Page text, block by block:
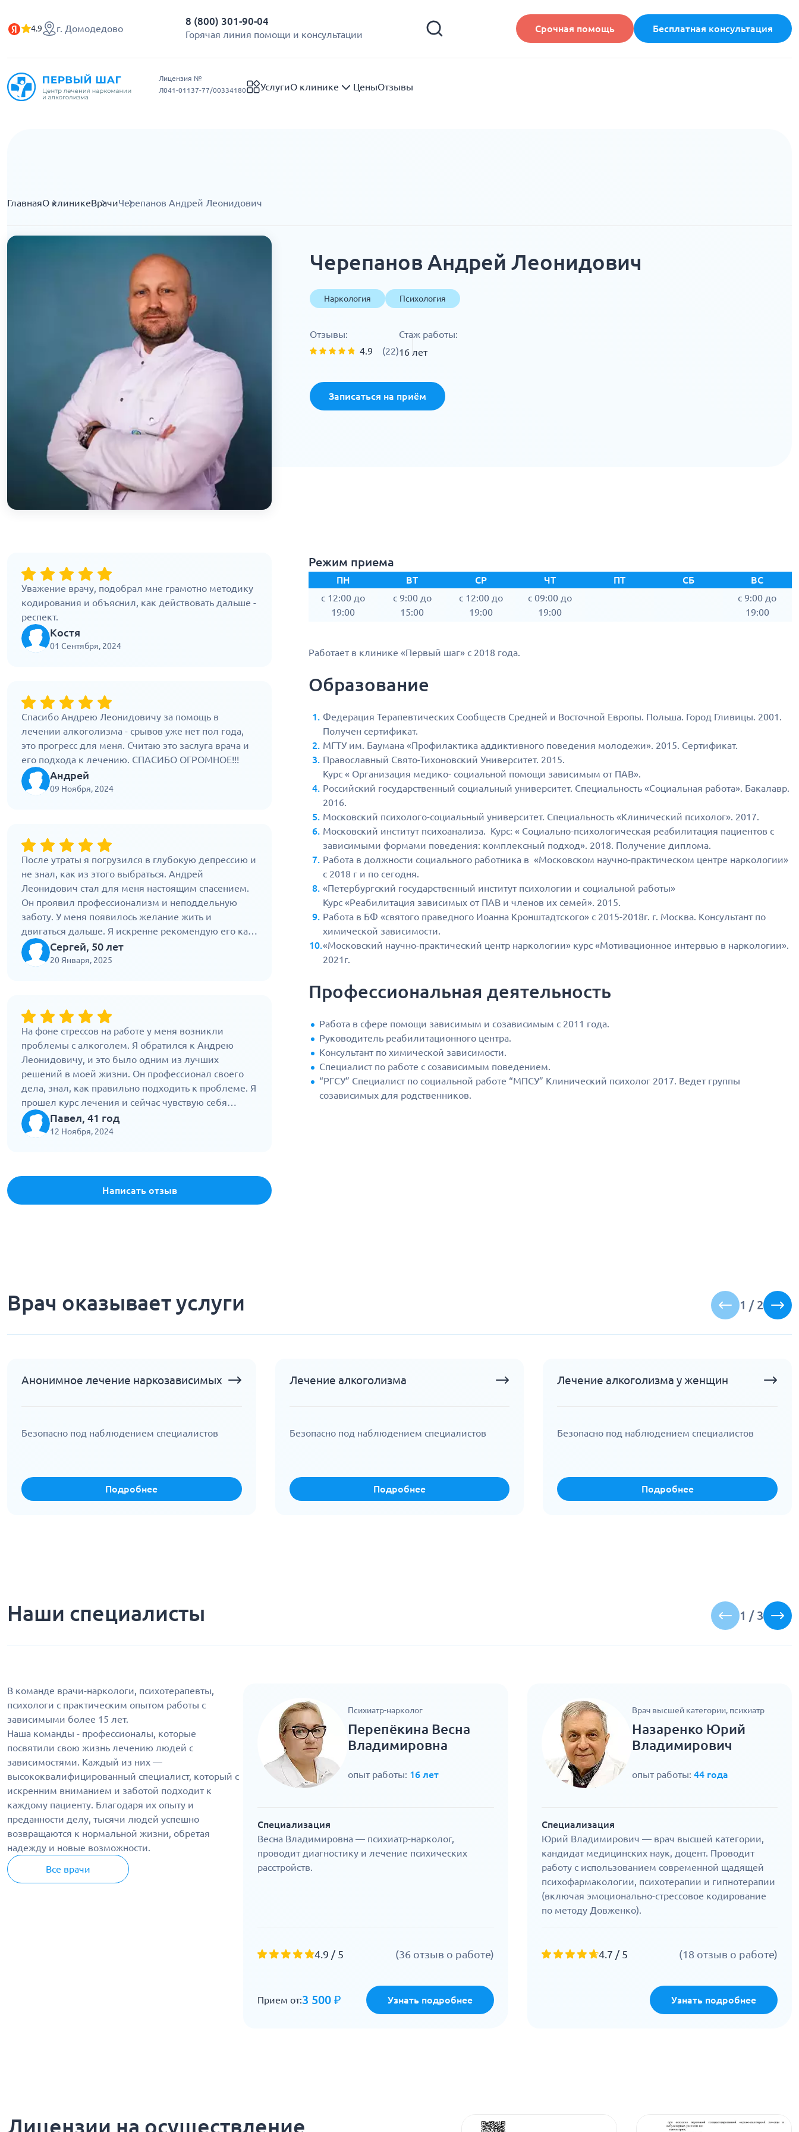
4.9 г. Домодедово
8 (800) 301-90-04
Горячая линия помощи и консультации
Срочная помощь Бесплатная консультация
Лицензия №
Л041-01137-77/00334180
УслугиО клинике ЦеныОтзывы
ГлавнаяО клиникеВрачиЧерепанов Андрей Леонидович
Черепанов Андрей Леонидович
Наркология Психология
Отзывы:
4.9
(22)
Стаж работы:
16 лет
Записаться на приём
Уважение врачу, подобрал мне грамотно методику
кодирования и объяснил, как действовать дальше -
респект.
Костя
01 Сентября, 2024
Спасибо Андрею Леонидовичу за помощь в
лечении алкоголизма - срывов уже нет пол года,
это прогресс для меня. Считаю это заслуга врача и
его подхода к лечению. СПАСИБО ОГРОМНОЕ!!!
Андрей
09 Ноября, 2024
После утраты я погрузился в глубокую депрессию и
не знал, как из этого выбраться. Андрей
Леонидович стал для меня настоящим спасением.
Он проявил профессионализм и неподдельную
заботу. У меня появилось желание жить и
двигаться дальше. Я искренне рекомендую его как
врача!Сергей, 50 лет
20 Января, 2025
На фоне стрессов на работе у меня возникли
проблемы с алкоголем. Я обратился к Андрею
Леонидовичу, и это было одним из лучших
решений в моей жизни. Он профессионал своего
дела, знал, как правильно подходить к проблеме. Я
прошел курс лечения и сейчас чувствую себя
гораздо лучше.
Павел, 41 год
12 Ноября, 2024
Написать отзыв
Режим приема
ПН
c 12:00 до
19:00
ВТ
c 9:00 до
15:00
СР
c 12:00 до
19:00
ЧТ
c 09:00 до
19:00
ПТ СБ
ВС
c 9:00 до
19:00
Работает в клинике «Первый шаг» с 2018 года.
Образование
Федерация Терапевтических Сообществ Средней и Восточной Европы. Польша. Город Гливицы. 2001.
Получен сертификат.
МГТУ им. Баумана «Профилактика аддиктивного поведения молодежи». 2015. Сертификат.
Православный Свято-Тихоновский Университет. 2015.
Курс « Организация медико- социальной помощи зависимым от ПАВ».
Российский государственный социальный университет. Специальность «Социальная работа». Бакалавр.
2016.
Московский психолого-социальный университет. Специальность «Клинический психолог». 2017.
Московский институт психоанализа. Курс: « Социально-психологическая реабилитация пациентов с
зависимыми формами поведения: комплексный подход». 2018. Получение диплома.
Работа в должности социального работника в «Московском научно-практическом центре наркологии»
с 2018 г и по сегодня.
«Петербургский государственный институт психологии и социальной работы»
Курс «Реабилитация зависимых от ПАВ и членов их семей». 2015.
Работа в БФ «святого праведного Иоанна Кронштадтского» с 2015-2018г. г. Москва. Консультант по
химической зависимости.
«Московский научно-практический центр наркологии» курс «Мотивационное интервью в наркологии».
2021г.
Профессиональная деятельность
Работа в сфере помощи зависимым и созависимым с 2011 года.
Руководитель реабилитационного центра.
Консультант по химической зависимости.
Специалист по работе с созависимым поведением.
“РГСУ” Специалист по социальной работе “МПСУ” Клинический психолог 2017. Ведет группы
созависимых для родственников.
Врач оказывает услуги 1 / 2
Анонимное лечение наркозависимых
Безопасно под наблюдением специалистов
Подробнее
Лечение алкоголизма
Безопасно под наблюдением специалистов
Подробнее
Лечение алкоголизма у женщин
Безопасно под наблюдением специалистов
Подробнее
Наши специалисты 1 / 3
В команде врачи-наркологи, психотерапевты,
психологи с практическим опытом работы с
зависимыми более 15 лет.
Наша команды - профессионалы, которые
посвятили свою жизнь лечению людей с
зависимостями. Каждый из них —
высококвалифицированный специалист, который с
искренним вниманием и заботой подходит к
каждому пациенту. Благодаря их опыту и
преданности делу, тысячи людей успешно
возвращаются к нормальной жизни, обретая
надежду и новые возможности.
Все врачи
Психиатр-нарколог
Перепёкина Весна
Владимировна
опыт работы: 16 лет
Специализация
Весна Владимировна — психиатр-нарколог,
проводит диагностику и лечение психических
расстройств.
4.9 / 5 (36 отзыв о работе)
Прием от:3 500 ₽ Узнать подробнее
Врач высшей категории, психиатр
Назаренко Юрий
Владимирович
опыт работы: 44 года
Специализация
Юрий Владимирович — врач высшей категории,
кандидат медицинских наук, доцент. Проводит
работу с использованием современной щадящей
психофармакологии, психотерапии и гипнотерапии
(включая эмоционально-стрессовое кодирование
по методу Довженко).
4.7 / 5 (18 отзыв о работе)
Узнать подробнее
Лицензии на осуществление